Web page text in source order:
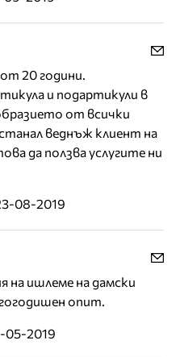
20 години.
и подартикули в
от всички
веднъж клиент на
да ползва услугите ни
08-2019
на ишлеме на дамски
опит.
05-2019